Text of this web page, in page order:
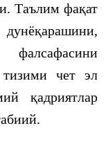
Таълим фақат
чет эл
қадриятлар